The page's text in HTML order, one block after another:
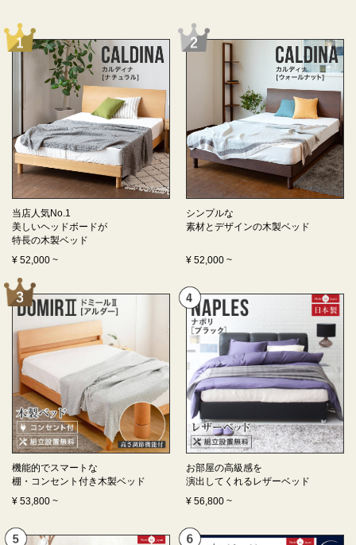
当店人気No.1
美しいヘッドボードが
特長の木製ベッド
¥ 52,000 ~
シンプルな
素材とデザインの木製ベッド
¥ 52,000 ~
機能的でスマートな
棚・コンセント付き木製ベッド
¥ 53,800 ~
お部屋の高級感を
演出してくれるレザーベッド
¥ 56,800 ~